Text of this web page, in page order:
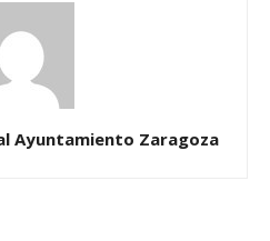
Ayuntamiento Zaragoza